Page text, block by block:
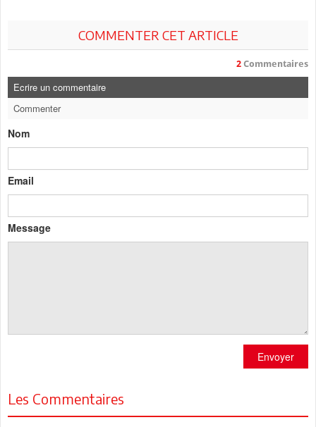
COMMENTER CET ARTICLE
2 Commentaires
Ecrire un commentaire
Commenter
Nom
Email
Message
Envoyer
Les Commentaires